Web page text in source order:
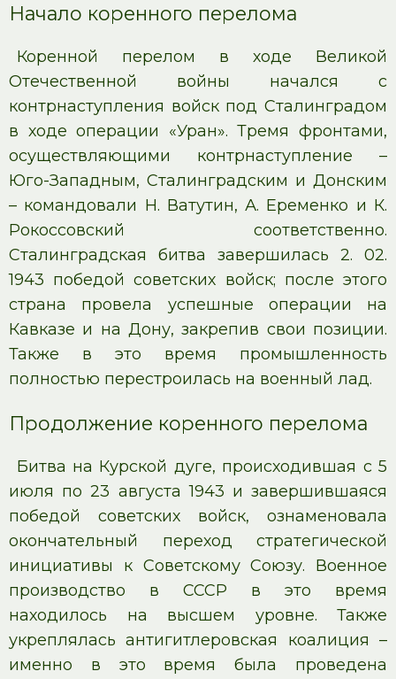
Начало коренного перелома
Коренной перелом в ходе Великой
Отечественной войны начался с
контрнаступления войск под Сталинградом
в ходе операции «Уран». Тремя фронтами,
осуществляющими контрнаступление –
Юго-Западным, Сталинградским и Донским
– командовали Н. Ватутин, А. Еременко и К.
Рокоссовский соответственно.
Сталинградская битва завершилась 2. 02.
1943 победой советских войск; после этого
страна провела успешные операции на
Кавказе и на Дону, закрепив свои позиции.
Также в это время промышленность
полностью перестроилась на военный лад.
Продолжение коренного перелома
Битва на Курской дуге, происходившая с 5
июля по 23 августа 1943 и завершившаяся
победой советских войск, ознаменовала
окончательный переход стратегической
инициативы к Советскому Союзу. Военное
производство в СССР в это время
находилось на высшем уровне. Также
укреплялась антигитлеровская коалиция –
именно в это время была проведена